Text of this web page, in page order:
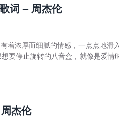
词 – 周杰伦
着浓厚而细腻的情感，一点点地滑
要停止旋转的八音盒，就像是爱情
杰伦